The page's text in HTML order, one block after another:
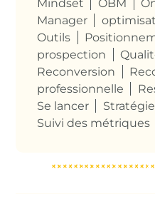
Mindset
OBM
Manager
Outils
prospection
Reconversion
professionnelle
Se lancer
Stratégie
Suivi des métriques